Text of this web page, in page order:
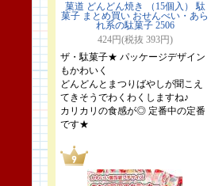
菓道 どんどん焼き （15個入） 駄
菓子 まとめ買い おせんべい・あら
れ系の駄菓子 2506
424円(税抜 393円)
ザ・駄菓子★ パッケージデザイン
もかわいく
どんどんとまつりばやしが聞こえ
てきそうでわくわくしますね♪
カリカリの食感が◎ 定番中の定番
です★